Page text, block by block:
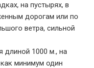
на пустырях, в
дорогам или по
ветра, сильной
длиной 1000 м., на
минимум один